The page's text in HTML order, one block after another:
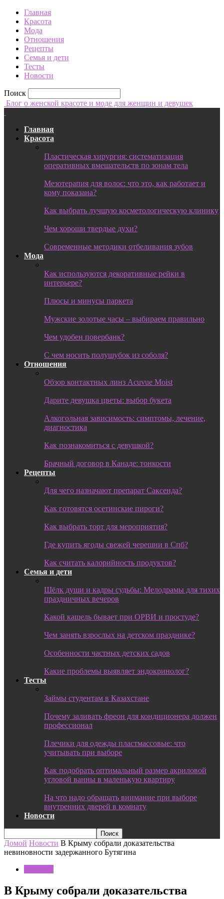
Главная
Красота
Мода
Отношения
Рецепты
Семья и дети
Тесты
Новости
Поиск
Блог о женской красоте и моде для женщин и девушек
Главная
Красота
Пластическая хирургия: систематизация
оперативных вмешательств по зонам тела
Мезотерапия для волос: что это, как работает и
кому показана?
Как выбрать лучшую косметологическую клинику
Чем хороши твердые духи?
Современные методики отбеливания зубов
Мода
Как используются декоративные рейки в
интерьере?
Плюсы и минусы паркета
Мужские золотые часы – выбираем правильно
Чем удобен повербанк?
С чем носить полушубок из соболя?
Отношения
Обзор контактных линз Acuvue Moist
Дарите девушка цветы: выбор букета
Алкогольная зависимость: симптомы, лечение,
диагностика
Как познакомиться с девушкой?
Брачный договор в Канаде: тонкости
Рецепты
Для чего назначают препарат Саксенда?
Как готовятся осетинские пироги?
Как выбрать торт для мероприятия?
Где купить ягоды свежей черешни в Спб?
Как считать калорийность продуктов?
Семья и дети
Шёлк души и кадры судьбы: Мелодрамы для тихих
праздничных вечеров
Какой кашель бывает при ОРВИ и простуде?
Чем занять взрослых на детском празднике?
Особенности частных детских садов
Какие проблемы выявляет эндокринолог?
Тесты
Займы студентам в Казахстане
Почему заливать фреон для кондиционера должен
профессионал
Плечики для одежды пластмассовые: что
учитывать при выборе
Как подобрать оптимальный размер акриловой
угловой ванны в маленькую квартиру
На что надо обращать внимание при выборе
внутренних дверей в комнату
Новости
Домой Новости В Крыму собрали доказательства
невиновности задержанного Бутягина
В Крыму собрали доказательства